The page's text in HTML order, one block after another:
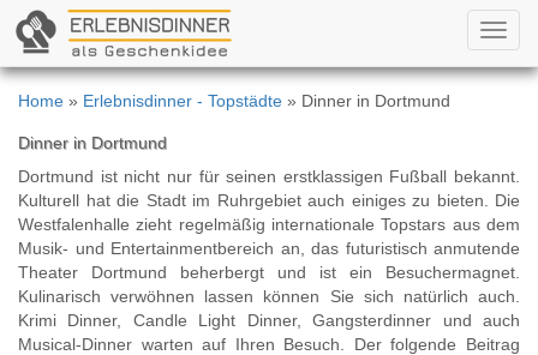
Home » Erlebnisdinner - Topstädte » Dinner in Dortmund
Dinner in Dortmund
Dortmund ist nicht nur für seinen erstklassigen Fußball bekannt.
Kulturell hat die Stadt im Ruhrgebiet auch einiges zu bieten. Die
Westfalenhalle zieht regelmäßig internationale Topstars aus dem
Musik- und Entertainmentbereich an, das futuristisch anmutende
Theater Dortmund beherbergt und ist ein Besuchermagnet.
Kulinarisch verwöhnen lassen können Sie sich natürlich auch.
Krimi Dinner, Candle Light Dinner, Gangsterdinner und auch
Musical-Dinner warten auf Ihren Besuch. Der folgende Beitrag